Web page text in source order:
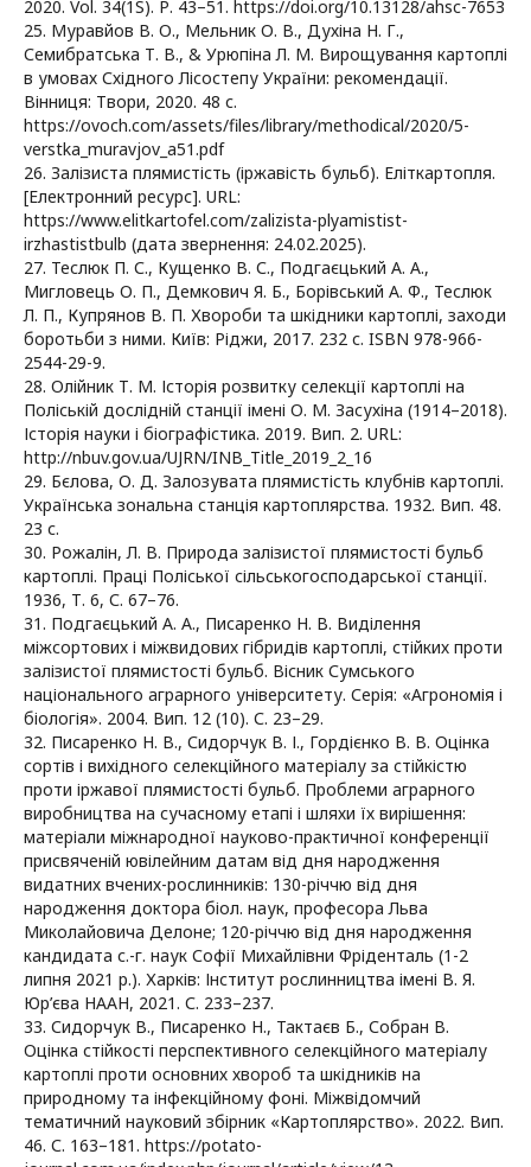
2020. Vol. 34(1S). Р. 43–51. https://doi.org/10.13128/ahsc-7653
25. Муравйов В. О., Мельник О. В., Духіна Н. Г.,
Семибратська Т. В., & Урюпіна Л. М. Вирощування картоплі
в умовах Східного Лісостепу України: рекомендації.
Вінниця: Твори, 2020. 48 с.
https://ovoch.com/assets/files/library/methodical/2020/5-
verstka_muravjov_a51.pdf
26. Залізиста плямистість (іржавість бульб). Еліткартопля.
[Електронний ресурс]. URL:
https://www.elitkartofel.com/zalizista-plyamistist-
irzhastistbulb (дата звернення: 24.02.2025).
27. Теслюк П. С., Кущенко В. С., Подгаєцький А. А.,
Мигловець О. П., Демкович Я. Б., Борівський А. Ф., Теслюк
Л. П., Купрянов В. П. Хвороби та шкідники картоплі, заходи
боротьби з ними. Київ: Ріджи, 2017. 232 с. ISBN 978-966-
2544-29-9.
28. Олійник Т. М. Історія розвитку селекції картоплі на
Поліській дослідній станції імені О. М. Засухіна (1914–2018).
Історія науки і біографістика. 2019. Вип. 2. URL:
http://nbuv.gov.ua/UJRN/INB_Title_2019_2_16
29. Бєлова, О. Д. Залозувата плямистість клубнів картоплі.
Українська зональна станція картоплярства. 1932. Вип. 48.
23 с.
30. Рожалін, Л. В. Природа залізистої плямистості бульб
картоплі. Праці Поліської сільськогосподарської станції.
1936, Т. 6, С. 67–76.
31. Подгаєцький А. А., Писаренко Н. В. Виділення
міжсортових і міжвидових гібридів картоплі, стійких проти
залізистої плямистості бульб. Вісник Сумського
національного аграрного університету. Серія: «Агрономія і
біологія». 2004. Вип. 12 (10). С. 23–29.
32. Писаренко Н. В., Сидорчук В. І., Гордієнко В. В. Оцінка
сортів і вихідного селекційного матеріалу за стійкістю
проти іржавої плямистості бульб. Проблеми аграрного
виробництва на сучасному етапі і шляхи їх вирішення:
матеріали міжнародної науково-практичної конференції
присвяченій ювілейним датам від дня народження
видатних вчених-рослинників: 130-річчю від дня
народження доктора біол. наук, професора Льва
Миколайовича Делоне; 120-річчю від дня народження
кандидата с.-г. наук Софії Михайлівни Фріденталь (1-2
липня 2021 р.). Харків: Інститут рослинництва імені В. Я.
Юр’єва НААН, 2021. С. 233–237.
33. Сидорчук В., Писаренко Н., Тактаєв Б., Собран В.
Оцінка стійкості перспективного селекційного матеріалу
картоплі проти основних хвороб та шкідників на
природному та інфекційному фоні. Міжвідомчий
тематичний науковий збірник «Картоплярство». 2022. Вип.
46. С. 163–181. https://potato-